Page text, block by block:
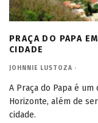
PRAÇA DO PAPA
CIDADE
JOHNNIE LUSTOZA ·
A Praça do Papa é
Horizonte, além de
cidade.